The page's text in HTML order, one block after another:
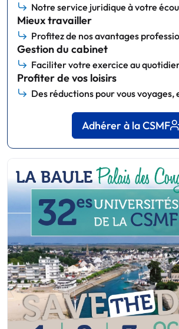
Notre service juridique à votre
Mieux travailler
Profitez de nos avantages
Gestion du cabinet
Faciliter votre exercice au
Profiter de vos loisirs
Des réductions pour vous voyages,
Adhérer à la CSMF